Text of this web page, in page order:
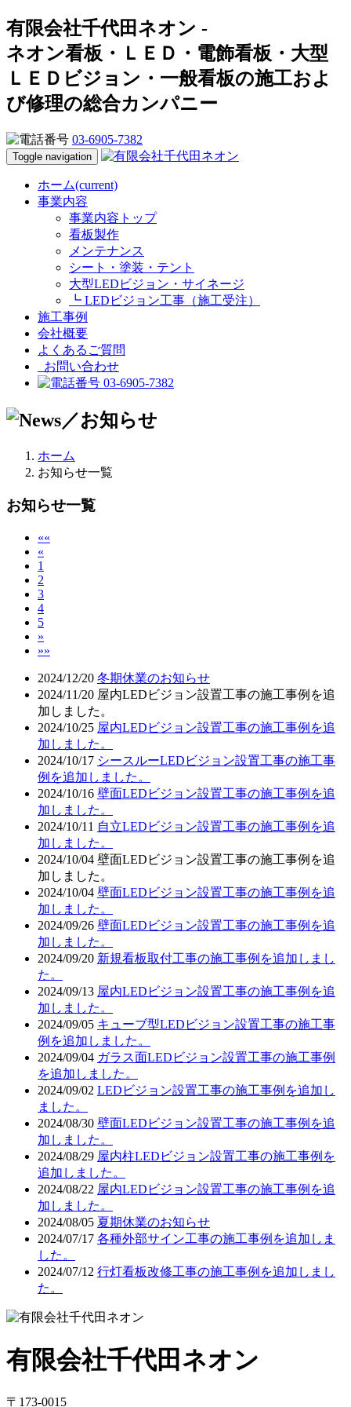
有限会社千代田ネオン -
ネオン看板・ＬＥＤ・電飾看板・大型
ＬＥＤビジョン・一般看板の施工およ
び修理の総合カンパニー
03-6905-7382
Toggle navigation
ホーム(current)
事業内容
事業内容トップ
看板製作
メンテナンス
シート・塗装・テント
大型LEDビジョン・サイネージ
┗ LEDビジョン工事（施工受注）
施工事例
会社概要
よくあるご質問
お問い合わせ
03-6905-7382
ホーム
お知らせ一覧
お知らせ一覧
««
«
1
2
3
4
5
»
»»
2024/12/20 冬期休業のお知らせ
2024/11/20 屋内LEDビジョン設置工事の施工事例を追
加しました。
2024/10/25 屋内LEDビジョン設置工事の施工事例を追
加しました。
2024/10/17 シースルーLEDビジョン設置工事の施工事
例を追加しました。
2024/10/16 壁面LEDビジョン設置工事の施工事例を追
加しました。
2024/10/11 自立LEDビジョン設置工事の施工事例を追
加しました。
2024/10/04 壁面LEDビジョン設置工事の施工事例を追
加しました。
2024/10/04 壁面LEDビジョン設置工事の施工事例を追
加しました。
2024/09/26 壁面LEDビジョン設置工事の施工事例を追
加しました。
2024/09/20 新規看板取付工事の施工事例を追加しまし
た。
2024/09/13 屋内LEDビジョン設置工事の施工事例を追
加しました。
2024/09/05 キューブ型LEDビジョン設置工事の施工事
例を追加しました。
2024/09/04 ガラス面LEDビジョン設置工事の施工事例
を追加しました。
2024/09/02 LEDビジョン設置工事の施工事例を追加し
ました。
2024/08/30 壁面LEDビジョン設置工事の施工事例を追
加しました。
2024/08/29 屋内柱LEDビジョン設置工事の施工事例を
追加しました。
2024/08/22 屋内LEDビジョン設置工事の施工事例を追
加しました。
2024/08/05 夏期休業のお知らせ
2024/07/17 各種外部サイン工事の施工事例を追加しま
した。
2024/07/12 行灯看板改修工事の施工事例を追加しまし
た。
有限会社千代田ネオン
〒173-0015